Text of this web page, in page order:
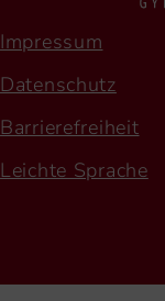
Impressum
Datenschutz
Barrierefreiheit
Leichte Sprache